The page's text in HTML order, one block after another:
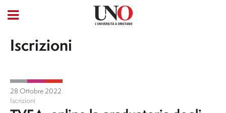
Iscrizioni
28 Ottobre 2022
Iscrizioni